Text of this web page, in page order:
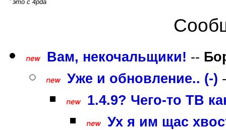
' это с 4pda
Вам, некочальщики! --
Уже и обновление.. (-)
1.4.9? Чего-то ТВ
Ух я им щас